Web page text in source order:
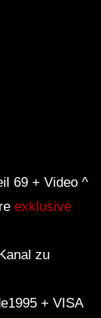
69 + Video ^
exklusive
zu
+ VISA